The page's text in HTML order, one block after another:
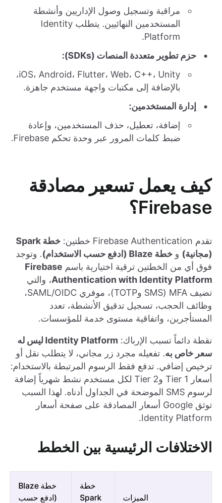
مراقبة وتسجيل وصول الإداريين وأنشطة
المستخدمين النهائيين. يتطلب Identity
Platform.
حزم تطوير متعددة المنصات (SDKs):
iOS، Android، Flutter، Web، C++، Unity،
بالإضافة إلى مكتبات واجهة مستخدم جاهزة.
إدارة المستخدمين:
إضافة، تعطيل، حذف المستخدمين، وإعادة
ضبط كلمات المرور عبر وحدة تحكم Firebase.
كيف يعمل تسعير مصادقة
Firebase؟
تقدم Firebase Authentication خطتين:
خطة Spark
(مجانية) و خطة Blaze (ادفع حسب الاستخدام)
. وتوجد
فوق أي من الخطتين ترقية اختيارية باسم Firebase
Authentication with Identity Platform، والتي
تضيف MFA (SMS وTOTP)، موفري SAML/OIDC،
وظائف الحجب، تسجيل تدقيق الأنشطة، تعدد
المستأجرين، واتفاقية مستوى خدمة للمؤسسات.
نقطة دائماً تسبب الإرباك:
Identity Platform ليس له
سعر خاص به. تفعيله مجرد زر مجاني، لا يتطلب نقل أو
ترخيص إضافي. تدفع فقط الرسوم المرتبطة بالاستخدام:
أسعار Tier 1 وTier 2 لكل مستخدم نشط شهرياً إضافة
لرسوم SMS الموضحة في الجداول أدناه. لهذا السبب
توثق Google أسعار المصادقة على صفحة أسعار
Identity Platform.
الاختلافات الرئيسية بين الخطط
الميزات
خطة
Spark
خطة Blaze
(ادفع حسب